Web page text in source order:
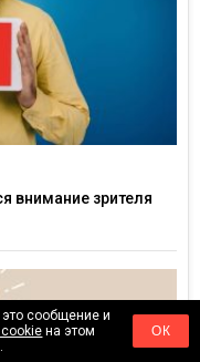
внимание зрителя
это сообщение и
на этом
ОК